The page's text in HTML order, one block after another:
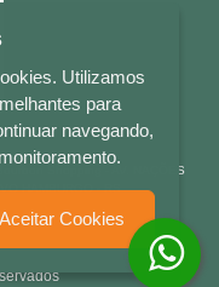
Shopping - AV. NAÇÕES
HAMBURGO - RS
Utilizamos
para
navegando,
Aceitar Cookies